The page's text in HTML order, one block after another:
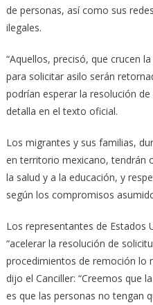
de personas, así como sus
ilegales.
“Aquellos, precisó, que crucen
para solicitar asilo serán
podrían esperar la resolución
detalla en el texto oficial.
Los migrantes y sus familias,
en territorio mexicano, tendrán
la salud y a la educación, y
según los compromisos
Los representantes de Estados
“acelerar la resolución de
procedimientos de remoción lo
dijo el Canciller: “Creemos que
es que las personas no tengan